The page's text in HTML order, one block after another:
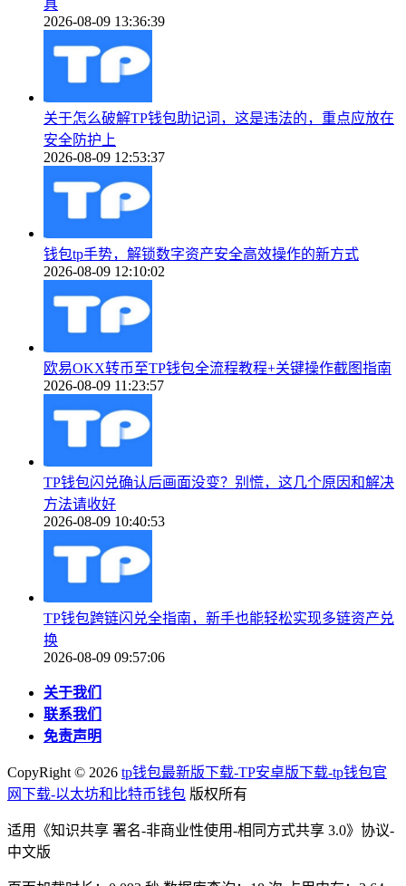
具
2026-08-09 13:36:39
关于怎么破解TP钱包助记词，这是违法的，重点应放在
安全防护上
2026-08-09 12:53:37
钱包tp手势，解锁数字资产安全高效操作的新方式
2026-08-09 12:10:02
欧易OKX转币至TP钱包全流程教程+关键操作截图指南
2026-08-09 11:23:57
TP钱包闪兑确认后画面没变？别慌，这几个原因和解决
方法请收好
2026-08-09 10:40:53
TP钱包跨链闪兑全指南，新手也能轻松实现多链资产兑
换
2026-08-09 09:57:06
关于我们
联系我们
免责声明
CopyRight © 2026 tp钱包最新版下载-TP安卓版下载-tp钱包官
网下载-以太坊和比特币钱包 版权所有
适用《知识共享 署名-非商业性使用-相同方式共享 3.0》协议-
中文版